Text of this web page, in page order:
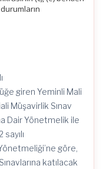
giren Yeminli Mali
Müşavirlik Sınav
Dair Yönetmelik ile
göre,
katılacak